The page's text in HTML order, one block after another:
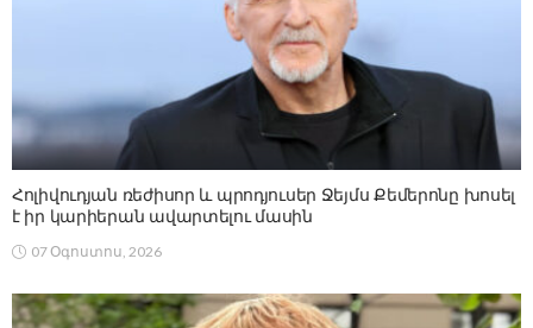
Հոլիվուդյան ռեժիսոր և պրոդյուսեր Ջեյմս Քեմերոնը խոսել
է իր կարիերան ավարտելու մասին
07 Օգոստոս, 2026